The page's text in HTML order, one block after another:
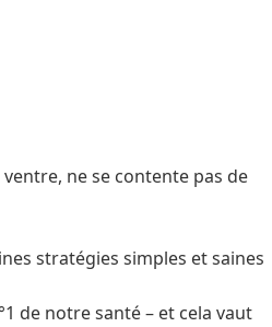
ne se contente pas de
stratégies simples et saines
de notre santé – et cela vaut